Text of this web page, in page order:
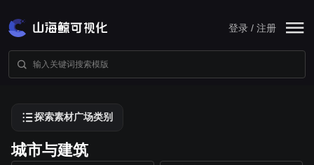
登录 / 注册
探索素材广场类别
城市与建筑